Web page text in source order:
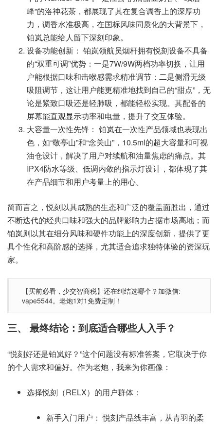
峰”的洛神花茶，都展现了其在复合调香上的深厚功
力，调香水准极高，在国标风味同质化的大背景下，
铂岚总能给人留下深刻印象。
设备功能创新： 铂岚领航员烟杆拥有悦刻设备不具备
的“双重可调”优势：一是7W/9W两档功率切换，让用
户能根据口味和击喉感需求精准调节；二是侧滑无级
吸阻调节，这让用户能更精准地找到自己的“甜点”，无
论是紧致口吸还是轻肺吸，都能轻松实现。其配备的
屏幕能直观显示功率和电量，提升了交互体验。
大容量一次性先锋： 铂岚在一次性产品领域也表现出
色，如“敬亭山”和“念关山”，10.5ml的超大容量和可视
油仓设计，解决了用户对续航和油量焦虑的痛点。其
IPX4防水等级、低调内敛的指示灯设计，都体现了其
在产品细节和用户考量上的用心。
简而言之，悦刻以其成熟的生态和广泛的覆盖面胜出，通过
不断迭代的经典口味和强大的品牌影响力占据市场高地；而
铂岚则以其在细分风味和硬件功能上的深度创新，提供了更
具个性化和高阶感的选择，尤其适合追求独特体验的资深玩
家。
【买前必看，少交智商税】还在纠结选哪个？加微信:
vape5544。老炮1对1免费定制！
三、 最终结论：到底适合哪些人入手？
“悦刻好还是铂岚好？”这个问题没有标准答案，它取决于你
的个人需求和偏好。作为老炮，我来为你画像：
选择悦刻（RELX）的用户群体：
新手入门用户： 悦刻产品线丰富，从青羽的柔